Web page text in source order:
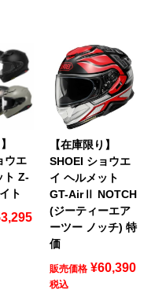
ウエ
ト Z-
ト
【在庫限り】
SHOEI ショウエ
イ ヘルメット
GT-AirⅡ NOTCH
(ジーティーエア
ーツー ノッチ) 特
価
販売価格 ¥60,390
税込